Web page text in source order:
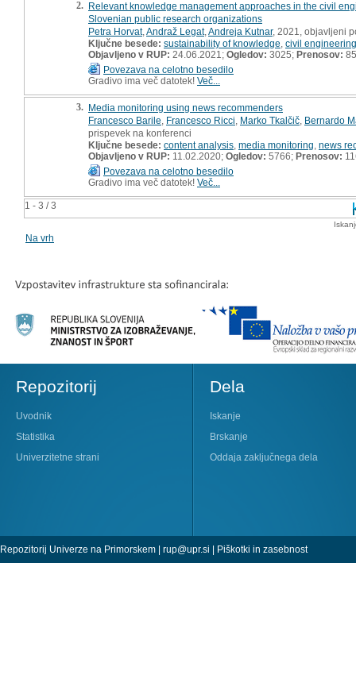
1 - 3 / 3
2. Relevant knowledge management approaches in the civil
Slovenian public research organizations
Petra Horvat, Andraž Legat, Andreja Kutnar, 2021, objavljeni
Ključne besede: sustainability of knowledge civil engineering
Objavljeno v RUP: 24.06.2021; Ogledov: 3025; Prenosov: 85
Povezava na celotno besedilo
Gradivo ima več datotek! Več...
3. Media monitoring using news recommenders
Francesco Barile Francesco Ricci Marko Tkalčič Bernardo
prispevek na konferenci
Ključne besede: content analysis media monitoring news
Objavljeno v RUP: 11.02.2020; Ogledov: 5766; Prenosov:
Povezava na celotno besedilo
Gradivo ima več datotek! Več...
Na vrh
Repozitorij
Uvodnik
Statistika
Univerzitetne strani
Dela
Iskanje
Brskanje
Oddaja zaključnega dela
Repozitorij Univerze na Primorskem | rup@upr.si | Piškotki in zasebnost